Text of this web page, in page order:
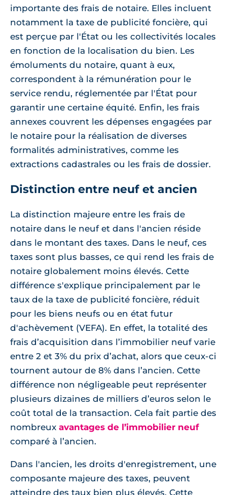
importante des frais de notaire. Elles incluent
notamment la taxe de publicité foncière, qui
est perçue par l'État ou les collectivités locales
en fonction de la localisation du bien. Les
émoluments du notaire, quant à eux,
correspondent à la rémunération pour le
service rendu, réglementée par l'État pour
garantir une certaine équité. Enfin, les frais
annexes couvrent les dépenses engagées par
le notaire pour la réalisation de diverses
formalités administratives, comme les
extractions cadastrales ou les frais de dossier.
Distinction entre neuf et ancien
La distinction majeure entre les frais de
notaire dans le neuf et dans l'ancien réside
dans le montant des taxes. Dans le neuf, ces
taxes sont plus basses, ce qui rend les frais de
notaire globalement moins élevés. Cette
différence s'explique principalement par le
taux de la taxe de publicité foncière, réduit
pour les biens neufs ou en état futur
d'achèvement (VEFA). En effet, la totalité des
frais d’acquisition dans l’immobilier neuf varie
entre 2 et 3% du prix d’achat, alors que ceux-ci
tournent autour de 8% dans l’ancien. Cette
différence non négligeable peut représenter
plusieurs dizaines de milliers d’euros selon le
coût total de la transaction. Cela fait partie des
nombreux avantages de l’immobilier neuf
comparé à l’ancien.
Dans l'ancien, les droits d'enregistrement, une
composante majeure des taxes, peuvent
atteindre des taux bien plus élevés. Cette